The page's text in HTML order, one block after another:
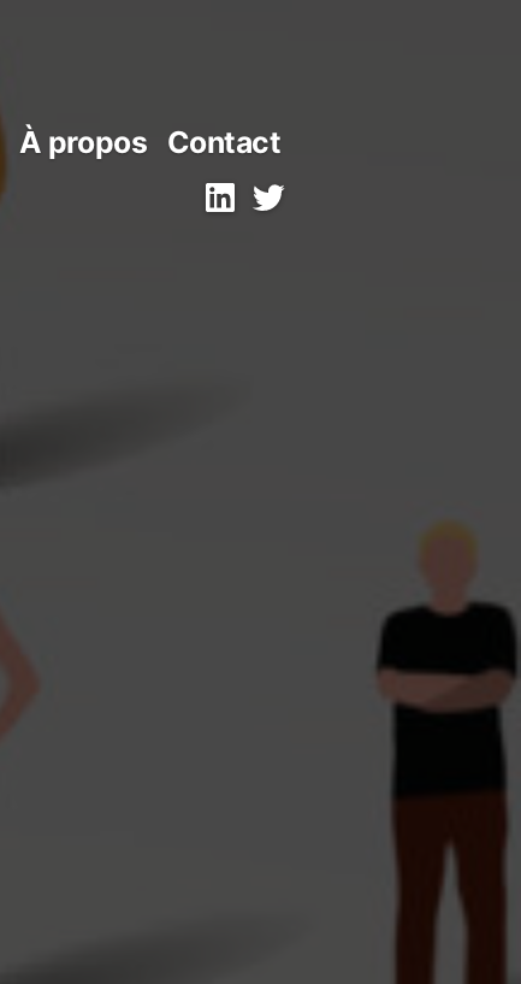
À propos Contact
Linkedin